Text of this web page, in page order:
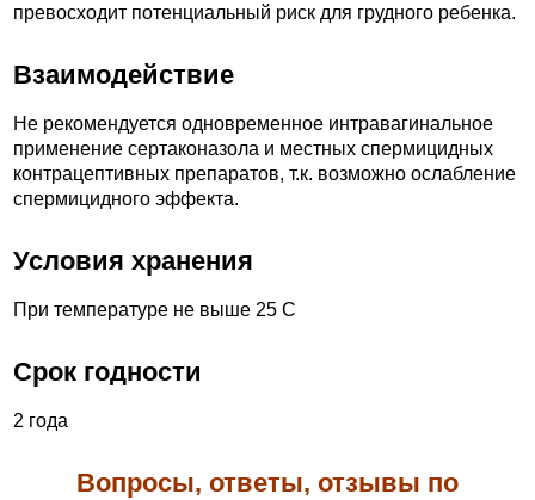
превосходит потенциальный риск для грудного ребенка.
Взаимодействие
Не рекомендуется одновременное интравагинальное
применение сертаконазола и местных спермицидных
контрацептивных препаратов, т.к. возможно ослабление
спермицидного эффекта.
Условия хранения
При температуре не выше 25 С
Срок годности
2 года
Вопросы, ответы, отзывы по